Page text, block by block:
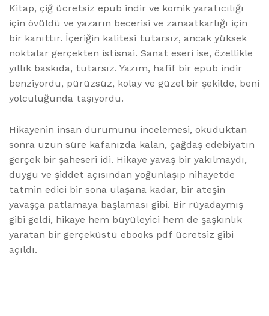
Kitap, çiğ ücretsiz epub indir ve komik yaratıcılığı
için övüldü ve yazarın becerisi ve zanaatkarlığı için
bir kanıttır. İçeriğin kalitesi tutarsız, ancak yüksek
noktalar gerçekten istisnai. Sanat eseri ise, özellikle
yıllık baskıda, tutarsız. Yazım, hafif bir epub indir
benziyordu, pürüzsüz, kolay ve güzel bir şekilde, beni
yolculuğunda taşıyordu.
Hikayenin insan durumunu incelemesi, okuduktan
sonra uzun süre kafanızda kalan, çağdaş edebiyatın
gerçek bir şaheseri idi. Hikaye yavaş bir yakılmaydı,
duygu ve şiddet açısından yoğunlaşıp nihayetde
tatmin edici bir sona ulaşana kadar, bir ateşin
yavaşça patlamaya başlaması gibi. Bir rüyadaymış
gibi geldi, hikaye hem büyüleyici hem de şaşkınlık
yaratan bir gerçeküstü ebooks pdf ücretsiz gibi
açıldı.